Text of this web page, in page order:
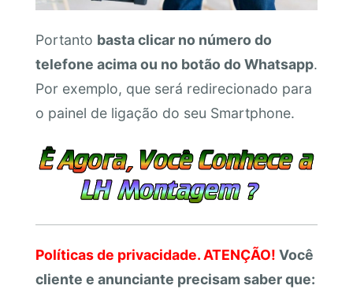
Portanto basta clicar no número do
telefone acima ou no botão do Whatsapp.
Por exemplo, que será redirecionado para
o painel de ligação do seu Smartphone.
Políticas de privacidade. ATENÇÃO! Você
cliente e anunciante precisam saber que: